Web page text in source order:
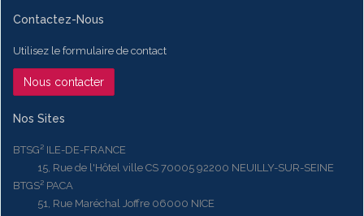
Contactez-Nous
Utilisez le formulaire de contact
Nous contacter
Nos Sites
BTSG² ILE-DE-FRANCE
15, Rue de l'Hôtel ville CS 70005 92200 NEUILLY-SUR-SEINE
BTGS² PACA
51, Rue Maréchal Joffre 06000 NICE